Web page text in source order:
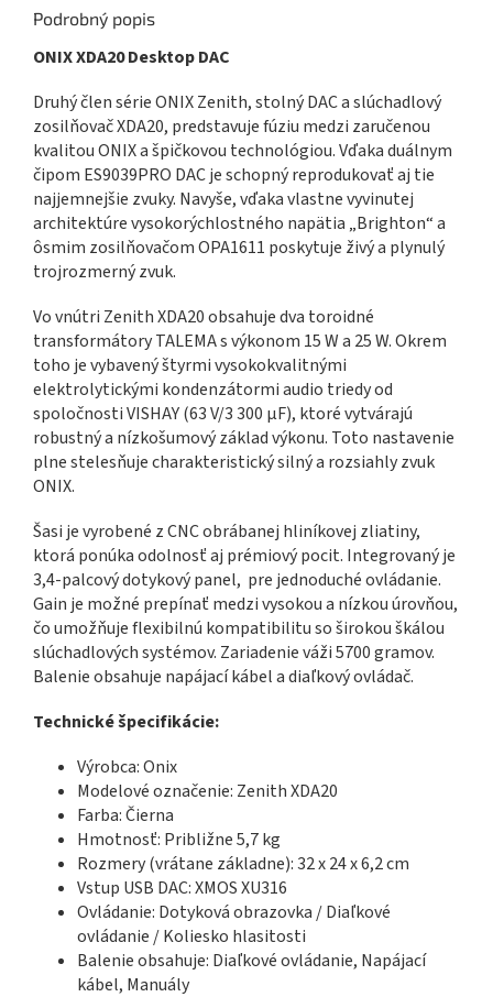
Podrobný popis
ONIX XDA20 Desktop DAC
Druhý člen série ONIX Zenith, stolný DAC a slúchadlový
zosilňovač XDA20, predstavuje fúziu medzi zaručenou
kvalitou ONIX a špičkovou technológiou. Vďaka duálnym
čipom ES9039PRO DAC je schopný reprodukovať aj tie
najjemnejšie zvuky. Navyše, vďaka vlastne vyvinutej
architektúre vysokorýchlostného napätia „Brighton“ a
ôsmim zosilňovačom OPA1611 poskytuje živý a plynulý
trojrozmerný zvuk.
Vo vnútri Zenith XDA20 obsahuje dva toroidné
transformátory TALEMA s výkonom 15 W a 25 W. Okrem
toho je vybavený štyrmi vysokokvalitnými
elektrolytickými kondenzátormi audio triedy od
spoločnosti VISHAY (63 V/3 300 μF), ktoré vytvárajú
robustný a nízkošumový základ výkonu. Toto nastavenie
plne stelesňuje charakteristický silný a rozsiahly zvuk
ONIX.
Šasi je vyrobené z CNC obrábanej hliníkovej zliatiny,
ktorá ponúka odolnosť aj prémiový pocit. Integrovaný je
3,4-palcový dotykový panel, pre jednoduché ovládanie.
Gain je možné prepínať medzi vysokou a nízkou úrovňou,
čo umožňuje flexibilnú kompatibilitu so širokou škálou
slúchadlových systémov. Zariadenie váži 5700 gramov.
Balenie obsahuje napájací kábel a diaľkový ovládač.
Technické špecifikácie:
Výrobca: Onix
Modelové označenie: Zenith XDA20
Farba: Čierna
Hmotnosť: Približne 5,7 kg
Rozmery (vrátane základne): 32 x 24 x 6,2 cm
Vstup USB DAC: XMOS XU316
Ovládanie: Dotyková obrazovka / Diaľkové
ovládanie / Koliesko hlasitosti
Balenie obsahuje: Diaľkové ovládanie, Napájací
kábel, Manuály